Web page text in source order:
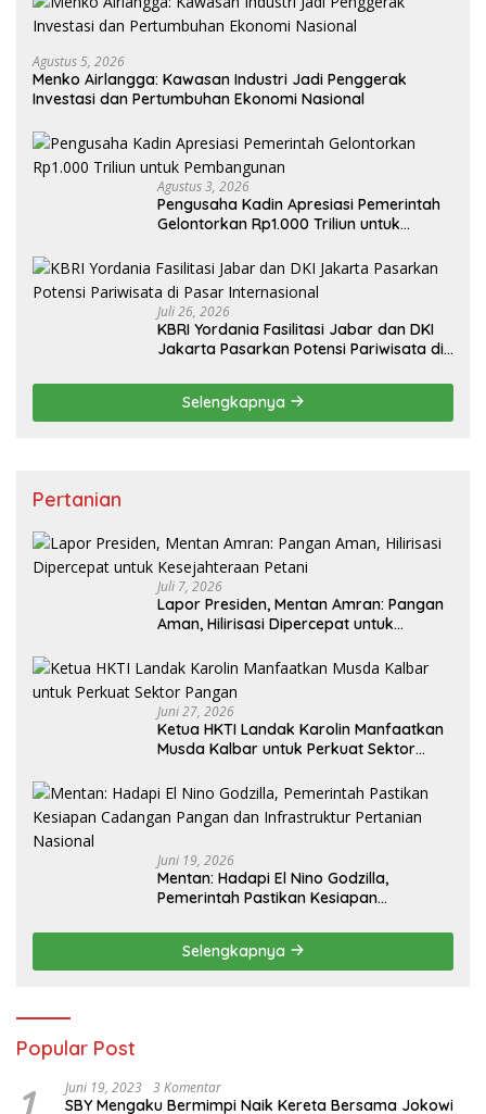
Agustus 5, 2026
Menko Airlangga: Kawasan Industri Jadi Penggerak
Investasi dan Pertumbuhan Ekonomi Nasional
Agustus 3, 2026
Pengusaha Kadin Apresiasi Pemerintah
Gelontorkan Rp1.000 Triliun untuk
Juli 26, 2026
KBRI Yordania Fasilitasi Jabar dan DKI
Jakarta Pasarkan Potensi Pariwisata di
Selengkapnya
Pertanian
Juli 7, 2026
Lapor Presiden, Mentan Amran: Pangan
Aman, Hilirisasi Dipercepat untuk
Juni 27, 2026
Ketua HKTI Landak Karolin Manfaatkan
Musda Kalbar untuk Perkuat Sektor
Juni 19, 2026
Mentan: Hadapi El Nino Godzilla,
Pemerintah Pastikan Kesiapan
Pertanian Nasional
Selengkapnya
Popular Post
Juni 19, 2023 3 Komentar
SBY Mengaku Bermimpi Naik Kereta Bersama Jokowi